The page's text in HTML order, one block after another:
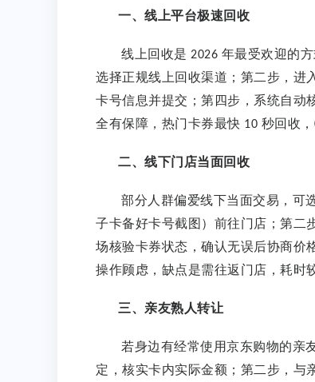
一、线上平台极速回收
线上回收是 2026 年最受欢迎的
选择正规线上回收渠道；第二步，进
卡号信息并提交；第四步，系统自动
全有保障，热门卡券最快 10 秒回收，
二、线下门店当面回收
部分人群偏爱线下当面交易，可
子卡备好卡号截图）前往门店；第二
场核验卡券状态，确认无误后协商价
操作顾虑，缺点是需往返门店，耗时
三、亲友熟人转让
若身边有经常使用京东购物的亲
定，核实卡内实际金额；第二步，与